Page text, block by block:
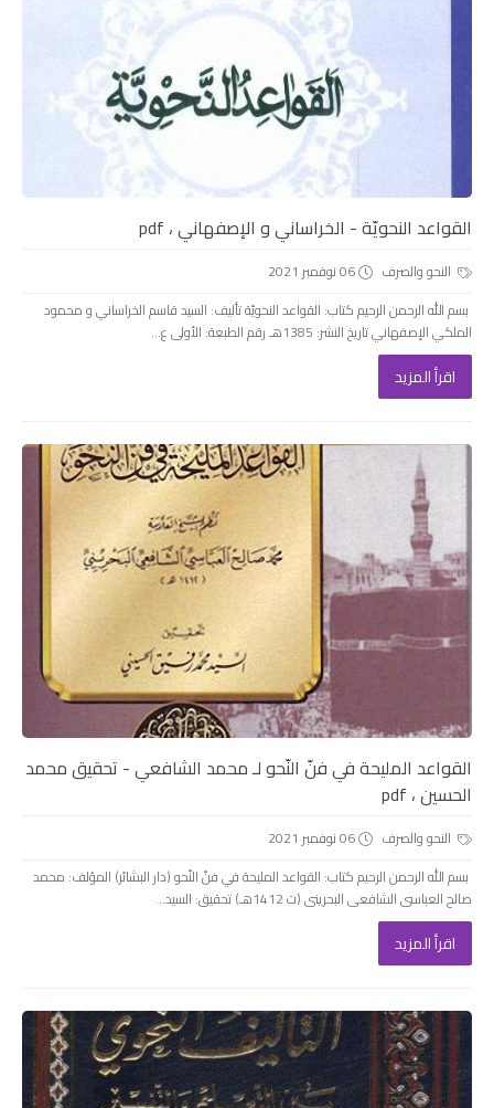
القواعد النحويّة - الخراساني و الإصفهاني ، pdf
النحو والصرف
06 نوفمبر 2021
بسم الله الرحمن الرحيم كتاب: القواعد النحويّة تأليف: السيد قاسم الخراساني و محمود
الملكي الإصفهاني تاريخ النشر: 1385هـ رقم الطبعة: الأولى ع...
اقرأ المزيد
القواعد المليحة في فنّ النّحو لـ محمد الشافعي - تحقيق محمد
الحسين ، pdf
النحو والصرف
06 نوفمبر 2021
بسم الله الرحمن الرحيم كتاب: القواعد المليحة في فنّ النّحو (دار البشائر) المؤلف: محمد
صالح العباسى الشافعى البحرينى (ت 1412هـ) تحقيق: السيد...
اقرأ المزيد